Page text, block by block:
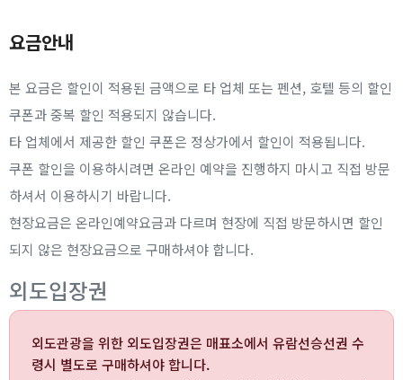
요금안내
본 요금은 할인이 적용된 금액으로 타 업체 또는 펜션, 호텔 등의 할인
쿠폰과 중복 할인 적용되지 않습니다.
타 업체에서 제공한 할인 쿠폰은 정상가에서 할인이 적용됩니다.
쿠폰 할인을 이용하시려면 온라인 예약을 진행하지 마시고 직접 방문
하셔서 이용하시기 바랍니다.
현장요금은 온라인예약요금과 다르며 현장에 직접 방문하시면 할인
되지 않은 현장요금으로 구매하셔야 합니다.
외도입장권
외도관광을 위한 외도입장권은 매표소에서 유람선승선권 수
령시 별도로 구매하셔야 합니다.